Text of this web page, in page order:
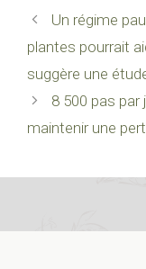
Un régime
plantes pourrait
suggère une
8 500 pas par
maintenir une